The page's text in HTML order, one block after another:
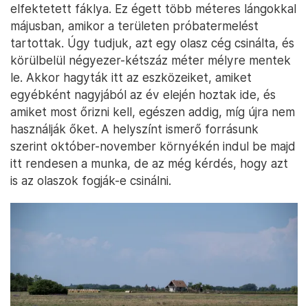
elfektetett fáklya. Ez égett több méteres lángokkal
májusban, amikor a területen próbatermelést
tartottak. Úgy tudjuk, azt egy olasz cég csinálta, és
körülbelül négyezer-kétszáz méter mélyre mentek
le. Akkor hagyták itt az eszközeiket, amiket
egyébként nagyjából az év elején hoztak ide, és
amiket most őrizni kell, egészen addig, míg újra nem
használják őket. A helyszínt ismerő forrásunk
szerint október-november környékén indul be majd
itt rendesen a munka, de az még kérdés, hogy azt
is az olaszok fogják-e csinálni.